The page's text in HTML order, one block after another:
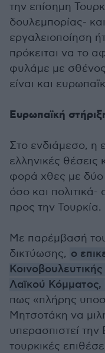
την επίσημη
δουλεμπορίας-
εργαλειοποίηση
πρόκειται να το
φυλάμε με
είναι και
Ευρωπαϊκή
Στο ενδιάμεσο, η
ελληνικές
φορά χθες με δύο
όσο και
προς την Τουρκία.
Με παρέμβασή
δικτύωσης, ο
Λαϊκού
πως «πλήρης
Μητσοτάκη να
υπερασπιστεί την
τουρκικές